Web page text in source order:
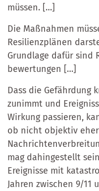
müssen. […]
Die Maßnahmen
Resilienzplänen
Grundlage dafür sind
bewertungen […]
Dass die Gefährdung
zunimmt und
Wirkung passieren,
ob nicht objektiv
mag dahingestellt
Ereignisse mit
Jahren zwischen 9/11